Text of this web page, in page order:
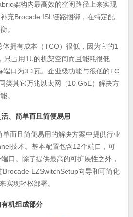
架构内最高效的空闲路径上来实现
充Brocade ISL 链路捆绑，在特定配
。
体拥有成本（TCO）很低，因为它的1
只占用 1U的机架空间而且能耗很低
端口为3.3瓦。企业级功能与很低的TC
类其它万兆以太网（ 10 GbE）解决方
。
、简单而且简便易用
单而且简便易用的解决方案中提供行业
技术。基本配置包含12个端口，可
端口。除了提供最高的可扩展性之外，
Brocade EZSwitchSetup向导和可简化
实现轻松部署。
有机组成部分